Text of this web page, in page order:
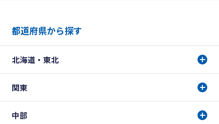
都道府県から探す
北海道・東北
関東
中部